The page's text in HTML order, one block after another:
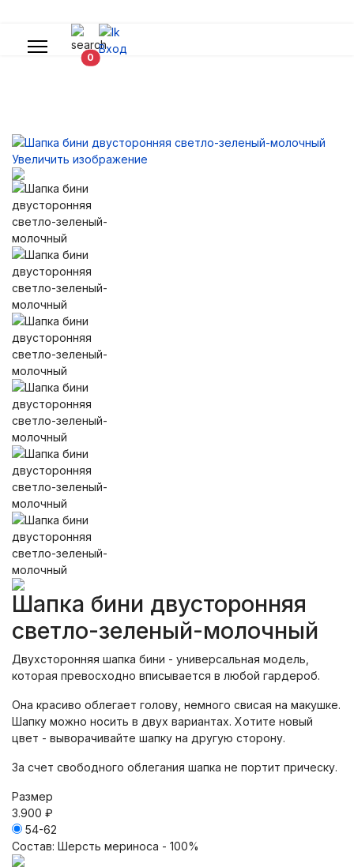
0 В корзину
Вход
Увеличить изображение
Шапка бини двусторонняя
светло-зеленый-молочный
Двухсторонняя шапка бини - универсальная модель,
которая превосходно вписывается в любой гардероб.
Она красиво облегает голову, немного свисая на макушке.
Шапку можно носить в двух вариантах. Хотите новый
цвет - выворачивайте шапку на другую сторону.
За счет свободного облегания шапка не портит прическу.
Размер
3.900 ₽
54-62
Состав: Шерсть мериноса - 100%